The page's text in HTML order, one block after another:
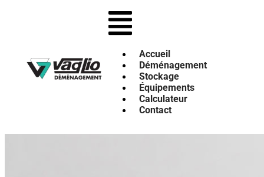
Accueil
Déménagement
Stockage
Équipements
Calculateur
Contact